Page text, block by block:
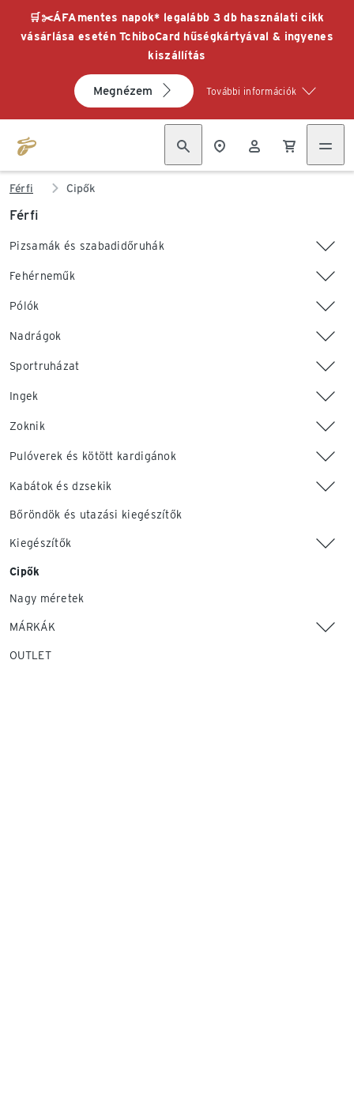
🛒✂️ÁFAmentes napok* legalább 3 db használati cikk
vásárlása esetén TchiboCard hűségkártyával & ingyenes
kiszállítás
Megnézem További információk
Férfi Cipők
Férfi
Pizsamák és szabadidőruhák
Fehérneműk
Pólók
Nadrágok
Sportruházat
Ingek
Zoknik
Pulóverek és kötött kardigánok
Kabátok és dzsekik
Bőröndök és utazási kiegészítők
Kiegészítők
Cipők
Nagy méretek
MÁRKÁK
OUTLET